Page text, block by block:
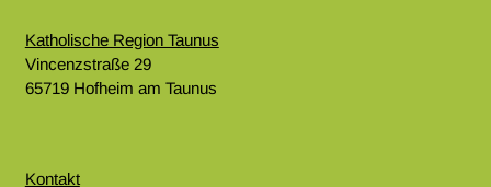
Katholische Region Taunus
Vincenzstraße 29
65719 Hofheim am Taunus
Kontakt